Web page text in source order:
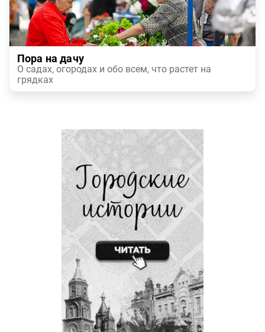
Пора на дачу
О садах, огородах и обо всем, что растет на
грядках